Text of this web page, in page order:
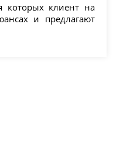
которых клиент на
и предлагают